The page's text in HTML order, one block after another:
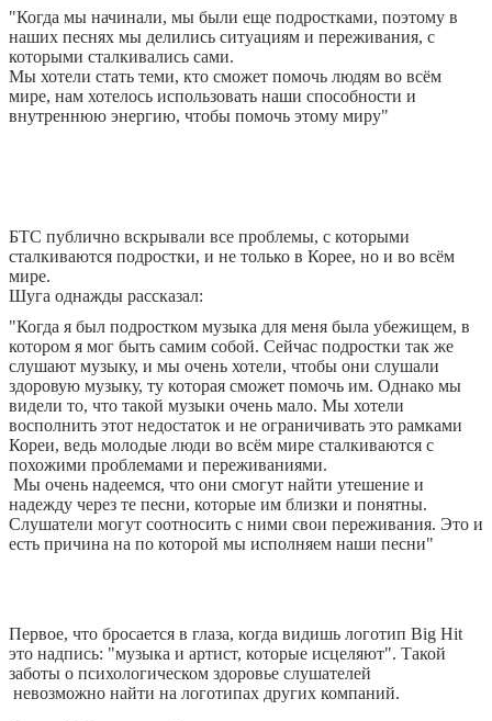
"Когда мы начинали, мы были еще подростками, поэтому в
наших песнях мы делились ситуациям и переживания, с
которыми сталкивались сами.
Мы хотели стать теми, кто сможет помочь людям во всём
мире, нам хотелось использовать наши способности и
внутреннюю энергию, чтобы помочь этому миру"
БТС публично вскрывали все проблемы, с которыми
сталкиваются подростки, и не только в Корее, но и во всём
мире.
Шуга однажды рассказал:
"Когда я был подростком музыка для меня была убежищем, в
котором я мог быть самим собой. Сейчас подростки так же
слушают музыку, и мы очень хотели, чтобы они слушали
здоровую музыку, ту которая сможет помочь им. Однако мы
видели то, что такой музыки очень мало. Мы хотели
восполнить этот недостаток и не ограничивать это рамками
Кореи, ведь молодые люди во всём мире сталкиваются с
похожими проблемами и переживаниями.
Мы очень надеемся, что они смогут найти утешение и
надежду через те песни, которые им близки и понятны.
Слушатели могут соотносить с ними свои переживания. Это и
есть причина на по которой мы исполняем наши песни"
Первое, что бросается в глаза, когда видишь логотип Big Hit
это надпись: "музыка и артист, которые исцеляют". Такой
заботы о психологическом здоровье слушателей
невозможно найти на логотипах других компаний.